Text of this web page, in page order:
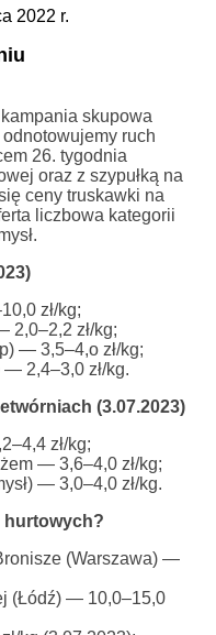
2022 r.
skupowa
ruch
26. tygodnia
oraz z szypułką na
ceny truskawki na
liczbowa kategorii
zł/kg;
2,0–2,2 zł/kg;
— 3,5–4,o zł/kg;
— 2,4–3,0 zł/kg.
(3.07.2023)
zł/kg;
— 3,6–4,0 zł/kg;
— 3,0–4,0 zł/kg.
hurtowych?
(Warszawa) —
(Łódź) — 10,0–15,0